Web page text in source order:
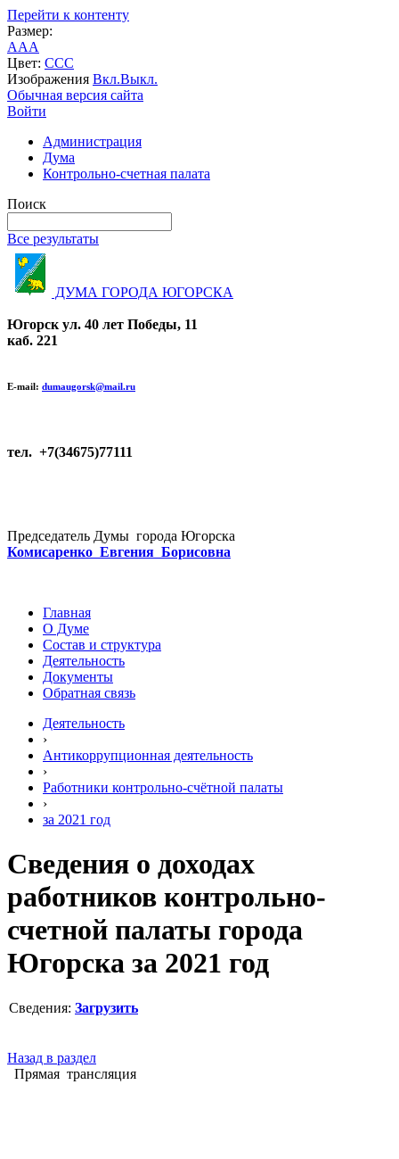
Перейти к контенту
Размер:
AAA
Цвет: CCC
Изображения Вкл.Выкл.
Обычная версия сайта
Войти
Администрация
Дума
Контрольно-счетная палата
Поиск
Все результаты
ДУМА ГОРОДА ЮГОРСКА
Югорск ул. 40 лет Победы, 11
каб. 221
E-mail: dumaugorsk@mail.ru
тел. +7(34675)77111
Председатель Думы города Югорска
Комисаренко Евгения Борисовна
Главная
О Думе
Состав и структура
Деятельность
Документы
Обратная связь
Деятельность
›
Антикоррупционная деятельность
›
Работники контрольно-счётной палаты
›
за 2021 год
Сведения о доходах
работников контрольно-
счетной палаты города
Югорска за 2021 год
Сведения: Загрузить
Назад в раздел
Прямая трансляция